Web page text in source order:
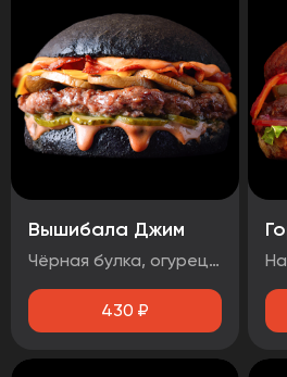
Вышибала Джим
Чёрная булка, огурец маринованный, говядина, грибы, бекон, сыр чеддер, два фирменных соуса
430 ₽